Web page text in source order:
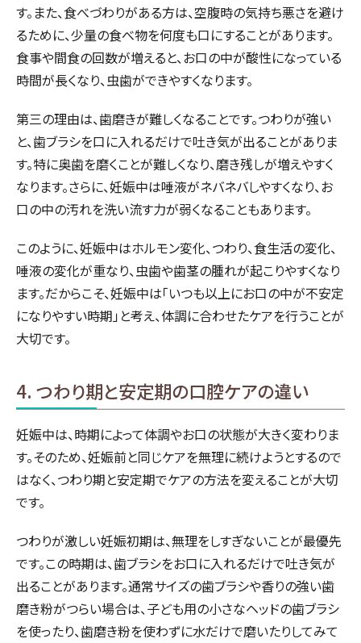
す。また、食べづわりがある方は、空腹時の気持ち悪さを避け
るために、少量の食べ物を何度も口にすることがあります。
食事や間食の回数が増えると、お口の中が酸性になっている
時間が長くなり、虫歯ができやすくなります。
第三の理由は、歯磨きが難しくなることです。つわりが強い
と、歯ブラシを口に入れるだけで吐き気が出ることがありま
す。特に奥歯を磨くことが難しくなり、磨き残しが増えやすく
なります。さらに、妊娠中は唾液がネバネバしやすくなり、お
口の中の汚れを洗い流す力が弱くなることもあります。
このように、妊娠中はホルモン変化、つわり、食生活の変化、
唾液の変化が重なり、虫歯や歯茎の腫れが起こりやすくなり
ます。だからこそ、妊娠中は「いつも以上にお口の中が不安定
になりやすい時期」と考え、体調に合わせたケアを行うことが
大切です。
4. つわり期と安定期の口腔ケアの違い
妊娠中は、時期によって体調やお口の状態が大きく変わりま
す。そのため、妊娠前と同じケアを無理に続けようとするので
はなく、つわり期と安定期でケアの方法を変えることが大切
です。
つわりが激しい妊娠初期は、無理をしすぎないことが最優先
です。この時期は、歯ブラシをお口に入れるだけで吐き気が
出ることがあります。通常サイズの歯ブラシや香りの強い歯
磨き粉がつらい場合は、子ども用の小さなヘッドの歯ブラシ
を使ったり、歯磨き粉を使わずに水だけで磨いたりしてみて